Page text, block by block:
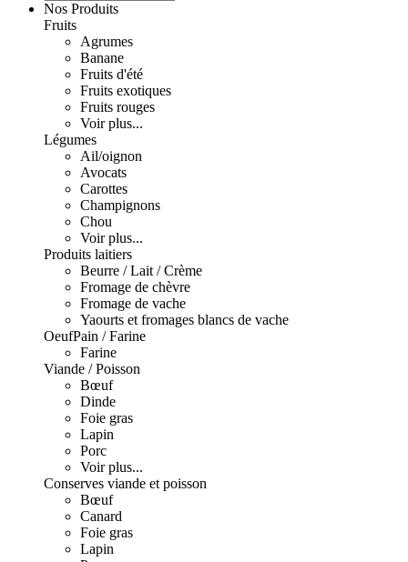
Nos Produits
Fruits
Agrumes
Banane
Fruits d'été
Fruits exotiques
Fruits rouges
Voir plus...
Légumes
Ail/oignon
Avocats
Carottes
Champignons
Chou
Voir plus...
Produits laitiers
Beurre / Lait / Crème
Fromage de chèvre
Fromage de vache
Yaourts et fromages blancs de vache
OeufPain / Farine
Farine
Viande / Poisson
Bœuf
Dinde
Foie gras
Lapin
Porc
Voir plus...
Conserves viande et poisson
Bœuf
Canard
Foie gras
Lapin